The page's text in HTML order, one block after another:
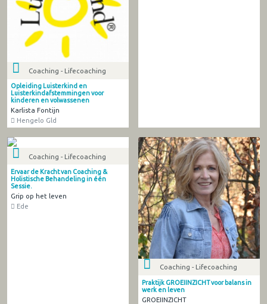
Coaching - Lifecoaching
Opleiding Luisterkind en
Luisterkindafstemmingen voor
kinderen en volwassenen
Karlista Fontijn
Hengelo Gld
Coaching - Lifecoaching
Ervaar de Kracht van Coaching &
Holistische Behandeling in één
Sessie.
Grip op het leven
Ede
Coaching - Lifecoaching
Praktijk GROEIINZICHT voor balans in
werk en leven
GROEIINZICHT